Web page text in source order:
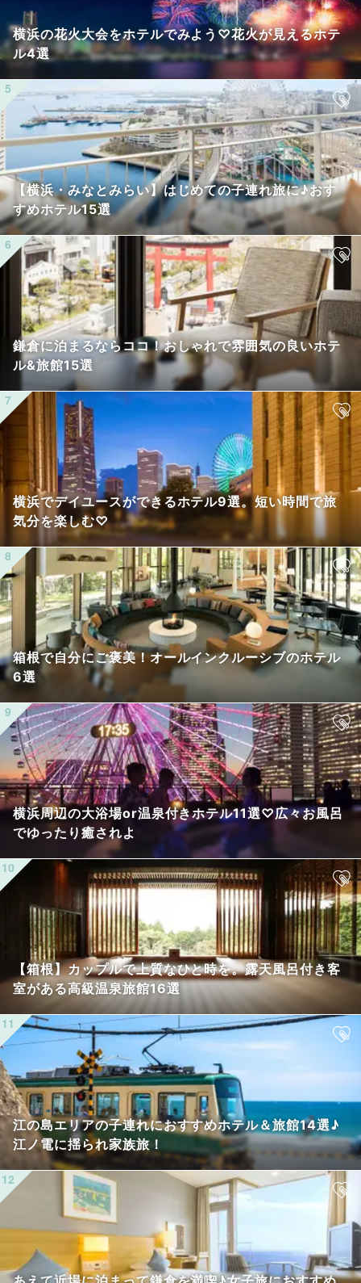
横浜の花火大会をホテルでみよう♡花火が見えるホテ
ル4選
【横浜・みなとみらい】はじめての子連れ旅に♪おす
すめホテル15選
鎌倉に泊まるならココ！おしゃれで雰囲気の良いホテ
ル&旅館15選
横浜でデイユースができるホテル9選。短い時間で旅
気分を楽しむ♡
箱根で自分にご褒美！オールインクルーシブのホテル
6選
横浜周辺の大浴場or温泉付きホテル11選♡広々お風呂
でゆったり癒されよ
【箱根】カップルで上質なひと時を。露天風呂付き客
室がある高級温泉旅館16選
江の島エリアの子連れにおすすめホテル＆旅館14選♪
江ノ電に揺られ家族旅！